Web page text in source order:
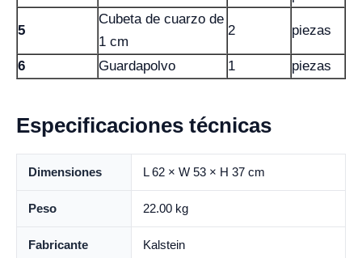
5
Cubeta de cuarzo de
1 cm
2 piezas
6 Guardapolvo 1 piezas
Especificaciones técnicas
Dimensiones L 62 × W 53 × H 37 cm
Peso 22.00 kg
Fabricante Kalstein